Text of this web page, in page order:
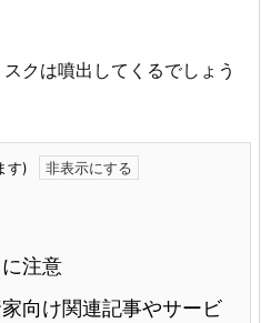
クは噴出してくるでしょう
す)
注意
向け関連記事やサービ